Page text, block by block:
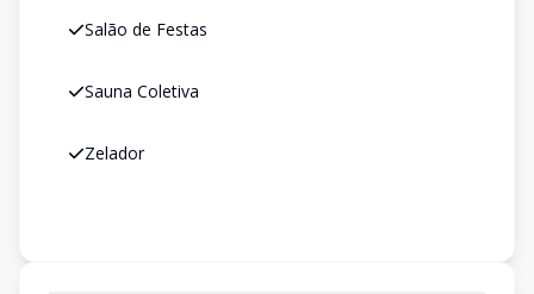
Salão de Festas
Sauna Coletiva
Zelador